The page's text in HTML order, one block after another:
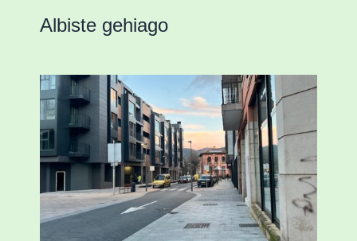
Albiste gehiago
Udal etxebizitza tasatuei buruzko lehen
ordenantza izango du Durangok